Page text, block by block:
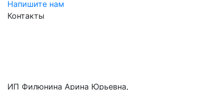
Напишите нам
Контакты
ИП Филюнина Арина Юрьевна,